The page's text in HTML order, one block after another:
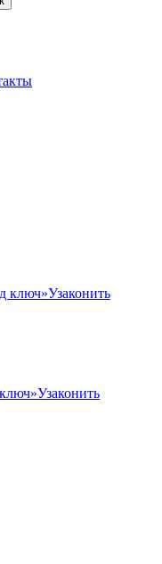
ключ»Узаконить
Узаконить